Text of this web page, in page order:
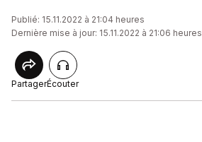
Publié: 15.11.2022 à 21:04 heures
Dernière mise à jour: 15.11.2022 à 21:06 heures
PartagerÉcouter